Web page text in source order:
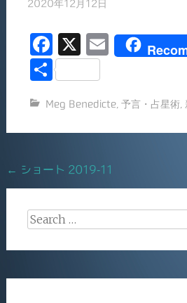
2020年12月12日
F
a
e
b
o
X
E
l
共
Meg Benedicte, 予言・占星術,
Post
navigation
← ショート 2019-11
Search